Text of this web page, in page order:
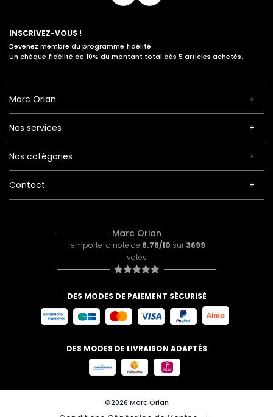
INSCRIVEZ-VOUS !
Devenez membre du programme fidélité
Un chèque fidélité de 10% du montant total dès 5 articles achetés.
Marc Orian
Nos services
Nos catégories
Contact
Marc Orian
remporte la note de 8.78/10 sur 3699
votes
DES MODES DE PAIEMENT SÉCURISÉ
DES MODES DE LIVRAISON ADAPTÉS
©2026 Marc Orian